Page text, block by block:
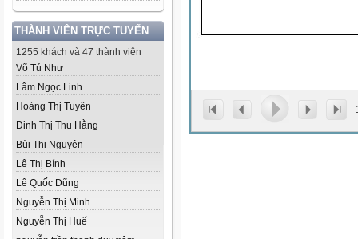
THÀNH VIÊN TRỰC TUYẾN
1255 khách và 47 thành viên
Võ Tú Như
Lâm Ngọc Linh
Hoàng Thị Tuyên
Đinh Thị Thu Hằng
Bùi Thị Nguyên
Lê Thị Bính
Lê Quốc Dũng
Nguyễn Thị Minh
Nguyễn Thị Huế